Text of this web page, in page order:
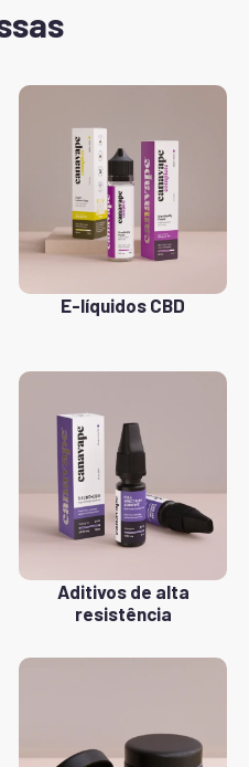
E-líquidos CBD
Aditivos de alta
resistência